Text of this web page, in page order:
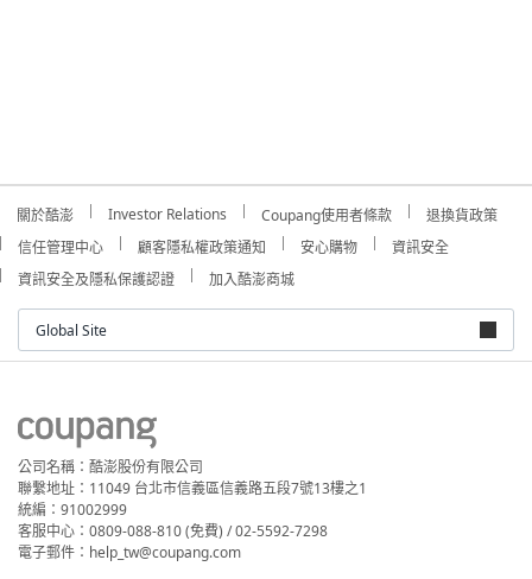
關於酷澎 Investor Relations Coupang使用者條款
退換貨政策
信任管理中心
顧客隱私權政策通知 安心購物
資訊安全
資訊安全及隱私保護認證
加入酷澎商城
Global Site
公司名稱：酷澎股份有限公司
聯繫地址：11049 台北市信義區信義路五段7號13樓之1
統編：91002999
客服中心：0809-088-810 (免費) / 02-5592-7298
電子郵件：help_tw@coupang.com